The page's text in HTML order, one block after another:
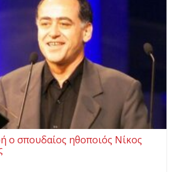
ο σπουδαίος ηθοποιός Νίκος